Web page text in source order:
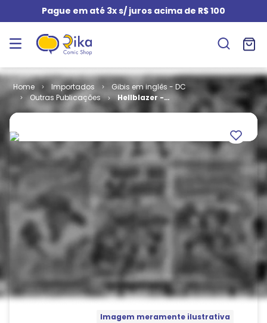
Pague em até 3x s/ juros acima de R$ 100
Importados
Gibis em inglês - DC
Outras Publicações
Hellblazer -
Volume 2 # 14
Imagem meramente ilustrativa